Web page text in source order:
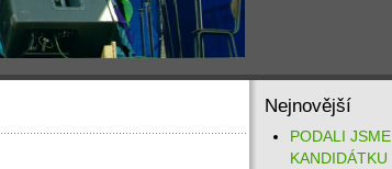
Nejnovější
PODALI JSME
KANDIDÁTKU